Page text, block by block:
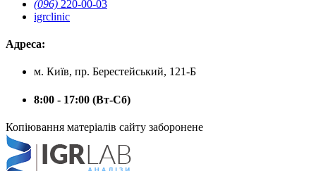
(096) 220-00-03
igrclinic
Адреса:
м. Київ, пр. Берестейський, 121-Б
8:00 - 17:00 (Вт-Сб)
Копіювання матеріалів сайту заборонене